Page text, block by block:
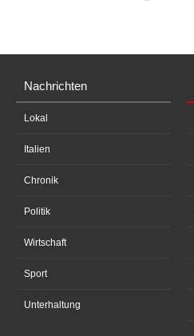
Nachrichten
Lokal
Italien
Chronik
Politik
Wirtschaft
Sport
Unterhaltung